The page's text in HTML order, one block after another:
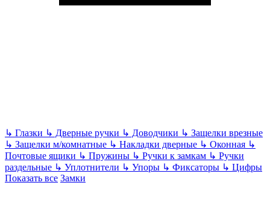
↳ Глазки ↳ Дверные ручки ↳ Доводчики ↳ Защелки врезные
↳ Защелки м/комнатные ↳ Накладки дверные ↳ Оконная ↳
Почтовые ящики ↳ Пружины ↳ Ручки к замкам ↳ Ручки
раздельные ↳ Уплотнители ↳ Упоры ↳ Фиксаторы ↳ Цифры
Показать все Замки